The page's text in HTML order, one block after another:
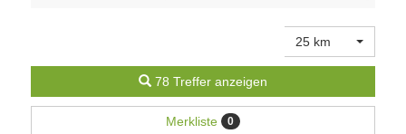
25 km
78 Treffer anzeigen
Merkliste 0